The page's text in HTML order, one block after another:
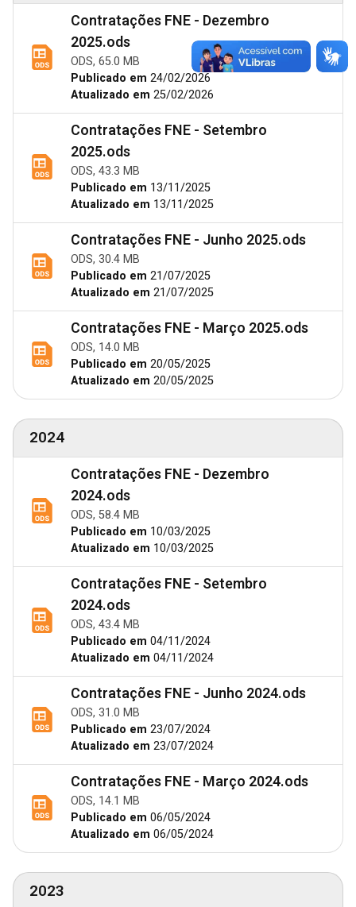
Contratações FNE - Dezembro
2025.ods
ODS, 65.0 MB
Publicado em 24/02/2026
Atualizado em 25/02/2026
Contratações FNE - Setembro
2025.ods
ODS, 43.3 MB
Publicado em 13/11/2025
Atualizado em 13/11/2025
Contratações FNE - Junho 2025.ods
ODS, 30.4 MB
Publicado em 21/07/2025
Atualizado em 21/07/2025
Contratações FNE - Março 2025.ods
ODS, 14.0 MB
Publicado em 20/05/2025
Atualizado em 20/05/2025
2024
Contratações FNE - Dezembro
2024.ods
ODS, 58.4 MB
Publicado em 10/03/2025
Atualizado em 10/03/2025
Contratações FNE - Setembro
2024.ods
ODS, 43.4 MB
Publicado em 04/11/2024
Atualizado em 04/11/2024
Contratações FNE - Junho 2024.ods
ODS, 31.0 MB
Publicado em 23/07/2024
Atualizado em 23/07/2024
Contratações FNE - Março 2024.ods
ODS, 14.1 MB
Publicado em 06/05/2024
Atualizado em 06/05/2024
2023